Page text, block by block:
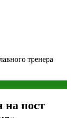
тренера
на пост